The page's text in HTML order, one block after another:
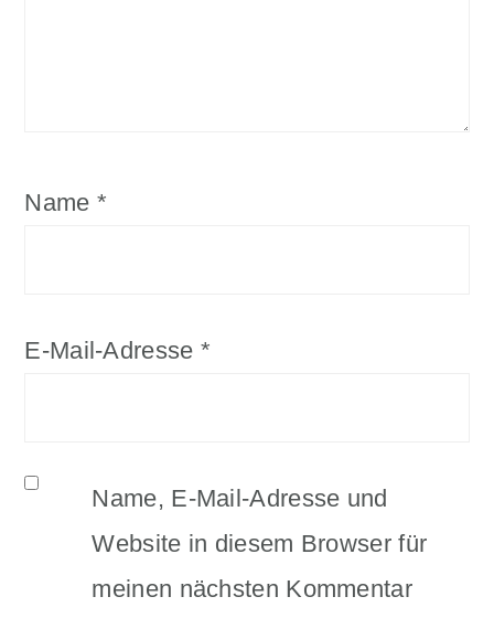
Name *
E-Mail-Adresse *
Name, E-Mail-Adresse und
Website in diesem Browser für
meinen nächsten Kommentar